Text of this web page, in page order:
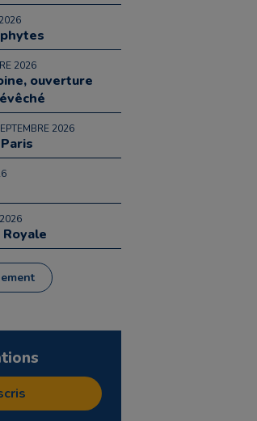
2026
ouverture
2026